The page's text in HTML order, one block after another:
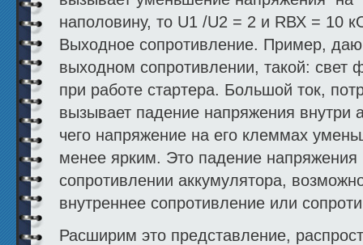
наполовину, то U1 /U2 = 2 и RВХ = 10
Выходное сопротивление. Пример,
выходном сопротивлении, такой: свет
при работе стартера. Большой ток,
вызывает падение напряжения внутри
чего напряжение на его клеммах
менее ярким. Это падение
сопротивлении аккумулятора,
внутреннее сопротивление или
Расширим это представление,